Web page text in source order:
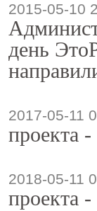
2015-05-10
день
2017-05-11
проекта
2018-05-11
проекта